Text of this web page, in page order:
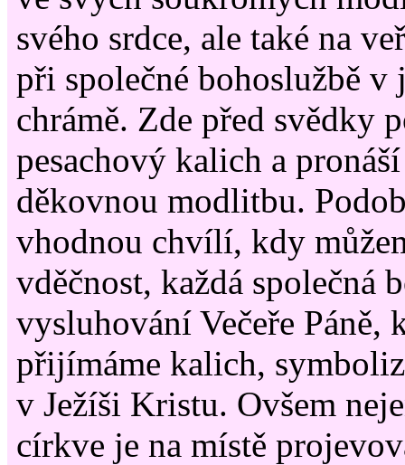
svého srdce, ale také na
při společné bohoslužbě v
chrámě. Zde před svědky
pesachový kalich a
děkovnou modlitbu.
vhodnou chvílí, kdy
vděčnost, každá společná
vysluhování Večeře Páně,
přijímáme kalich,
v Ježíši Kristu. Ovšem
církve je na místě